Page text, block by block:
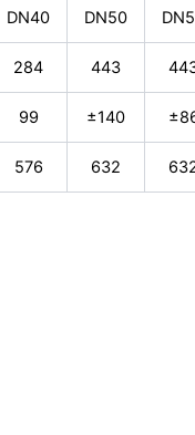
DN40 DN50
284 443
99 ±140
576 632